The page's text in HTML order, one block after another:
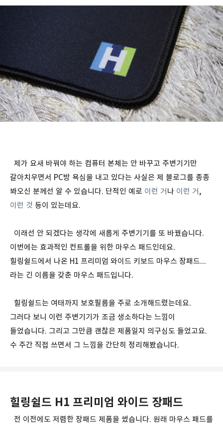
제가 요새 바꿔야 하는 컴퓨터 본체는 안 바꾸고 주변기기만
갈아치우면서 PC방 욕심을 내고 있다는 사실은 제 블로그를 종종
봐오신 분께선 알 수 있습니다. 단적인 예로 이런 거 나 이런 거 ,
이런 것 등이 있는데요.
이래선 안 되겠다는 생각에 새롭게 주변기기를 또 바꿨습니다.
이번에는 효과적인 컨트롤을 위한 마우스 패드인데요.
힐링쉴드에서 나온 H1 프리미엄 와이드 키보드 마우스 장패드...
라는 긴 이름을 갖춘 마우스 패드입니다.
힐링쉴드는 여태까지 보호필름을 주로 소개해드렸는데요.
그러다 보니 이런 주변기기가 조금 생소하다는 느낌이
들었습니다. 그리고 그만큼 괜찮은 제품일지 의구심도 들었고요.
수 주간 직접 쓰면서 그 느낌을 간단히 정리해봤습니다.
힐링쉴드 H1 프리미엄 와이드 장패드
전 이전에도 저렴한 장패드 제품을 썼습니다. 원래 마우스 패드를